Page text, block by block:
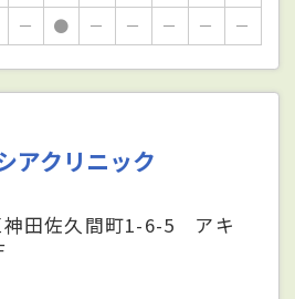
－ ● － － － － －
アクリニック
神田佐久間町1-6-5 アキ